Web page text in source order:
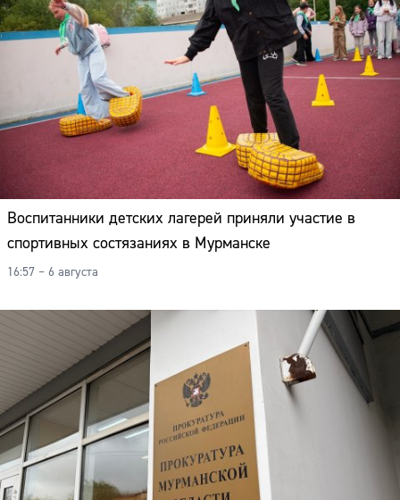
Воспитанники детских лагерей приняли участие в
спортивных состязаниях в Мурманске
16:57 – 6 августа